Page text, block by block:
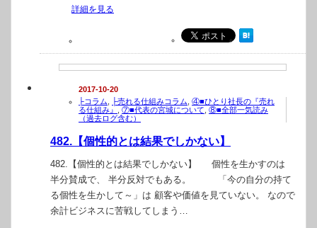
詳細を見る
2017-10-20
├コラム
├売れる仕組みコラム ④■ひとり社長の『売れ
る仕組み』
⑦■代表の宮城について ⑧■全部一気読み
（過去ログ含む）
482.【個性的とは結果でしかない】
482.【個性的とは結果でしかない】 個性を生かすのは
半分賛成で、 半分反対でもある。 「今の自分の持て
る個性を生かして～」は 顧客や価値を見ていない。 なので
余計ビジネスに苦戦してしまう…